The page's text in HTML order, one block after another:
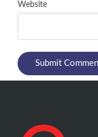
Website